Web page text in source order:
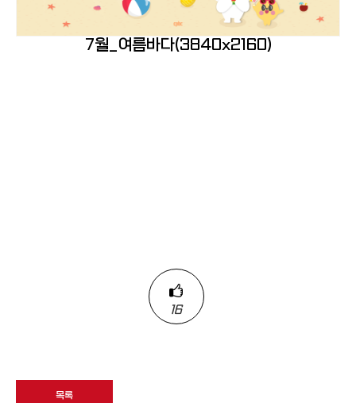
7월_여름바다(3840x2160)
16
목록